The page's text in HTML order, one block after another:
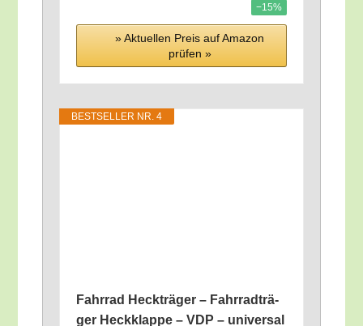
−15%
» Aktu­el­len Preis auf Ama­zon
prü­fen »
BEST­SEL­LER NR. 4
Fahr­rad Heck­trä­ger – Fahr­rad­trä­
ger Heck­klap­pe – VDP – uni­ver­sal